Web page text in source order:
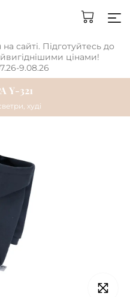
на сайті. Підготуйтесь до
цінами!
9.08.26
321
худі